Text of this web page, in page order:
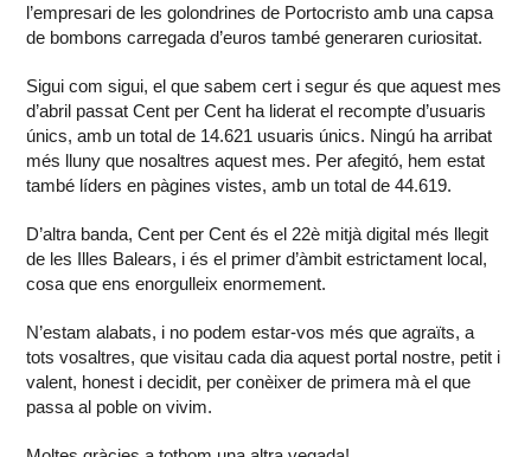
l’empresari de les golondrines de Portocristo amb una capsa
de bombons carregada d’euros també generaren curiositat.
Sigui com sigui, el que sabem cert i segur és que aquest mes
d’abril passat Cent per Cent ha liderat el recompte d’usuaris
únics, amb un total de 14.621 usuaris únics. Ningú ha arribat
més lluny que nosaltres aquest mes. Per afegitó, hem estat
també líders en pàgines vistes, amb un total de 44.619.
D’altra banda, Cent per Cent és el 22è mitjà digital més llegit
de les Illes Balears, i és el primer d’àmbit estrictament local,
cosa que ens enorgulleix enormement.
N’estam alabats, i no podem estar-vos més que agraïts, a
tots vosaltres, que visitau cada dia aquest portal nostre, petit i
valent, honest i decidit, per conèixer de primera mà el que
passa al poble on vivim.